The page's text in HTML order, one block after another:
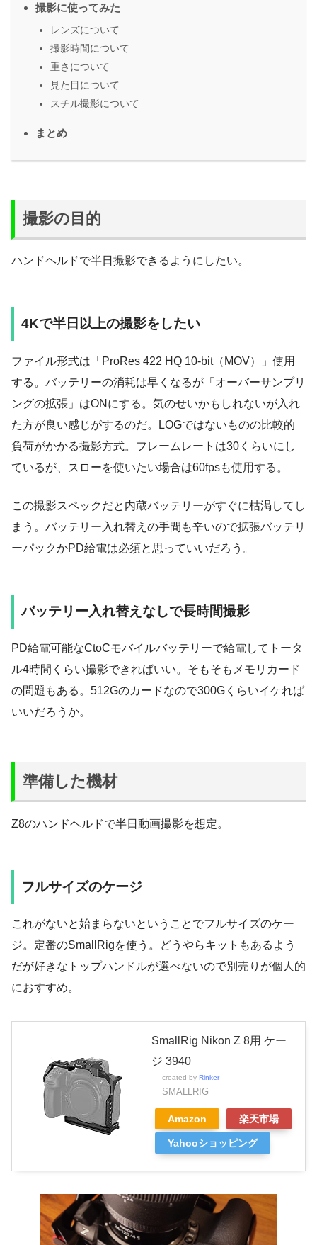
撮影に使ってみた
レンズについて
撮影時間について
重さについて
見た目について
スチル撮影について
まとめ
撮影の目的
ハンドヘルドで半日撮影できるようにしたい。
4Kで半日以上の撮影をしたい
ファイル形式は「ProRes 422 HQ 10-bit（MOV）」使用
する。バッテリーの消耗は早くなるが「オーバーサンプリ
ングの拡張」はONにする。気のせいかもしれないが入れ
た方が良い感じがするのだ。LOGではないものの比較的
負荷がかかる撮影方式。フレームレートは30くらいにし
ているが、スローを使いたい場合は60fpsも使用する。
この撮影スペックだと内蔵バッテリーがすぐに枯渇してし
まう。バッテリー入れ替えの手間も辛いので拡張バッテリ
ーパックかPD給電は必須と思っていいだろう。
バッテリー入れ替えなしで長時間撮影
PD給電可能なCtoCモバイルバッテリーで給電してトータ
ル4時間くらい撮影できればいい。そもそもメモリカード
の問題もある。512Gのカードなので300Gくらいイケれば
いいだろうか。
準備した機材
Z8のハンドヘルドで半日動画撮影を想定。
フルサイズのケージ
これがないと始まらないということでフルサイズのケー
ジ。定番のSmallRigを使う。どうやらキットもあるよう
だが好きなトップハンドルが選べないので別売りが個人的
におすすめ。
SmallRig Nikon Z 8用 ケー
ジ 3940
created by Rinker
SMALLRIG
Amazon 楽天市場
Yahooショッピング